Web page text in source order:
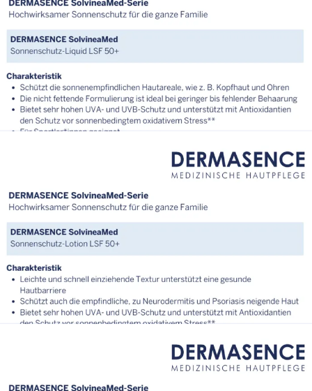
LSF 50+.pdf
LSF 50+.pdf